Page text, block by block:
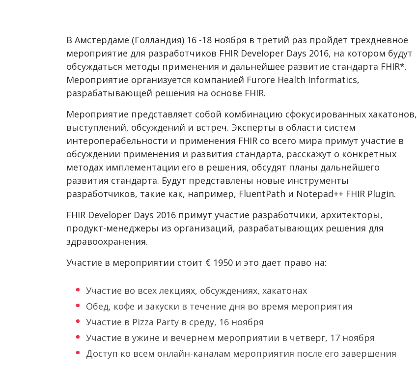
В Амстердаме (Голландия) 16 -18 ноября в третий раз пройдет трехдневное
мероприятие для разработчиков FHIR Developer Days 2016, на котором будут
обсуждаться методы применения и дальнейшее развитие стандарта FHIR*.
Мероприятие организуется компанией Furore Health Informatics,
разрабатывающей решения на основе FHIR.
Мероприятие представляет собой комбинацию сфокусированных хакатонов,
выступлений, обсуждений и встреч. Эксперты в области систем
интероперабельности и применения FHIR со всего мира примут участие в
обсуждении применения и развития стандарта, расскажут о конкретных
методах имплементации его в решения, обсудят планы дальнейшего
развития стандарта. Будут представлены новые инструменты
разработчиков, такие как, например, FluentPath и Notepad++ FHIR Plugin.
FHIR Developer Days 2016 примут участие разработчики, архитекторы,
продукт-менеджеры из организаций, разрабатывающих решения для
здравоохранения.
Участие в мероприятии стоит € 1950 и это дает право на:
Участие во всех лекциях, обсуждениях, хакатонах
Обед, кофе и закуски в течение дня во время мероприятия
Участие в Pizza Party в среду, 16 ноября
Участие в ужине и вечернем мероприятии в четверг, 17 ноября
Доступ ко всем онлайн-каналам мероприятия после его завершения